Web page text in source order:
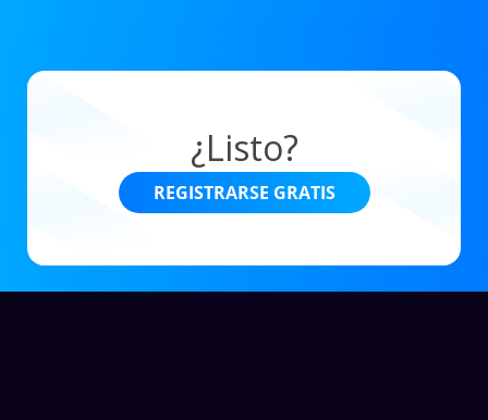
¿Listo?
REGISTRARSE GRATIS